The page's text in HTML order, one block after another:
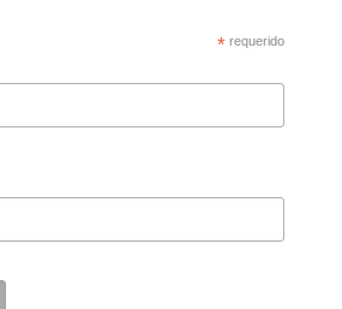
* requerido